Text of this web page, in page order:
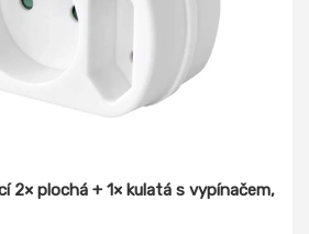
2× plochá + 1× kulatá s vypínačem,